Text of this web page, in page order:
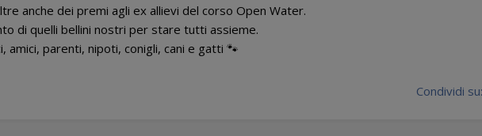
anche dei premi agli ex allievi del corso Open Water.
di quelli bellini nostri per stare tutti assieme.
amici, parenti, nipoti, conigli, cani e gatti 🐾
Condividi su: